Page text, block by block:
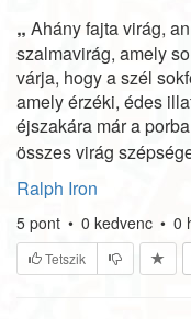
„ Ahány fajta virág,
szalmavirág, amely
várja, hogy a szél
amely érzéki, édes
éjszakára már a
összes virág
Ralph Iron
5 pont • 0 kedvenc • 0
Tetszik